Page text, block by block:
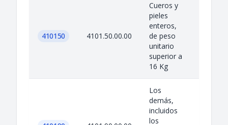
410150 4101.50.00.00
Cueros y
pieles
enteros,
de peso
unitario
superior a
16 Kg
Los
demás,
incluidos
los